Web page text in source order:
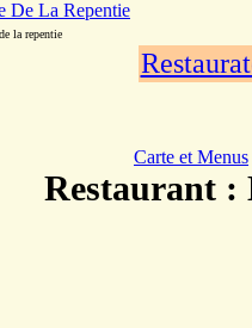
De La Repentie
la repentie
Carte et Menus
Restaurant